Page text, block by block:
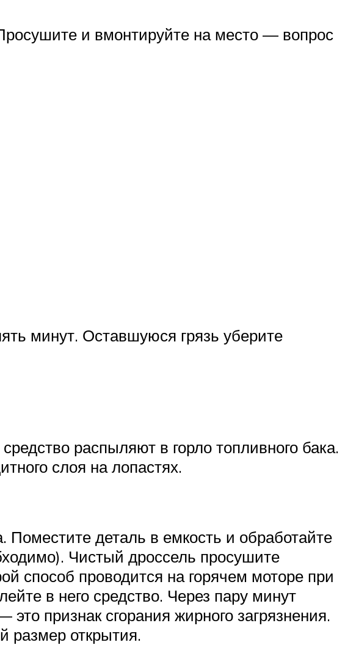
и вмонтируйте на место — вопрос
минут. Оставшуюся грязь уберите
распыляют в горло топливного бака.
слоя на лопастях.
Поместите деталь в емкость и обработайте
Чистый дроссель просушите
способ проводится на горячем моторе при
в него средство. Через пару минут
признак сгорания жирного загрязнения.
размер открытия.